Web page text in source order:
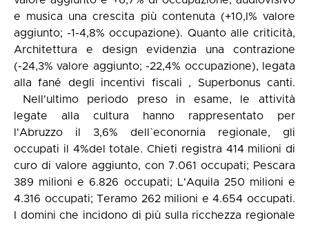
e musica una crescita più contenuta (+10,I% valore
aggiunto; -1-4,8% occupazione). Quanto alle criticità,
Architettura e design evidenzia una contrazione
(-24,3% valore aggiunto; -22,4% occupazione), legata
alla fané degli incentivi fiscali , Superbonus canti.
Nell'ultimo periodo preso in esame, le attività
legate alla cultura hanno rappresentato per
l'Abruzzo il 3,6% dell`econornia regionale, gli
occupati il 4%del totale. Chieti registra 414 milioni di
curo di valore aggiunto, con 7.061 occupati; Pescara
389 milioni e 6.826 occupati; L'Aquila 250 milioni e
4.316 occupati; Teramo 262 milioni e 4.654 occupati.
I domini che incidono di più sulla ricchezza regionale